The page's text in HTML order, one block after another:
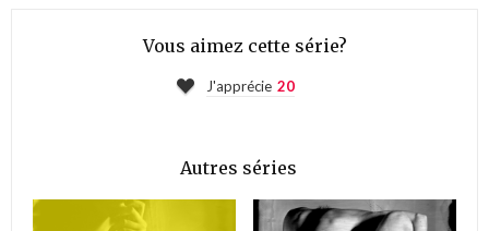
Vous aimez cette série?
J'apprécie 20
Autres séries